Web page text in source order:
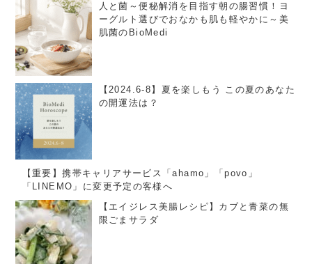
人と菌～便秘解消を目指す朝の腸習慣！ヨ
ーグルト選びでおなかも肌も軽やかに～美
肌菌のBioMedi
【2024.6-8】夏を楽しもう この夏のあなた
の開運法は？
【重要】携帯キャリアサービス「ahamo」「povo」
「LINEMO」に変更予定の客様へ
【エイジレス美腸レシピ】カブと青菜の無
限ごまサラダ